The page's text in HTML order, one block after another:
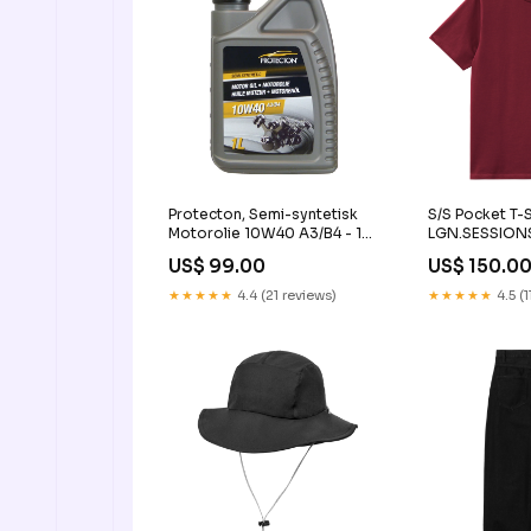
Protecton, Semi-syntetisk
Motorolie 10W40 A3/B4 - 1
Liter KT15549KT
US$ 99.00
★★★★★ 4.4 (21 reviews)
S/S Pocket T-
US$
★★★★★ 4.5